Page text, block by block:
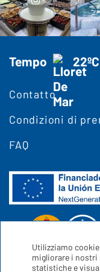
Tempo 22ºC
Contatto
Condizioni di
FAQ
Utilizziamo
migliorare i nostri
statistiche e